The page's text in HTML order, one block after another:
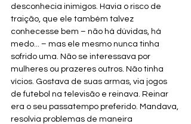
desconhecia inimigos. Havia o risco de
traição, que ele também talvez
conhecesse bem – não há dúvidas, há
medo... – mas ele mesmo nunca tinha
sofrido uma. Não se interessava por
mulheres ou prazeres outros. Não tinha
vícios. Gostava de suas armas, via jogos
de futebol na televisão e reinava. Reinar
era o seu passatempo preferido. Mandava,
resolvia problemas de maneira